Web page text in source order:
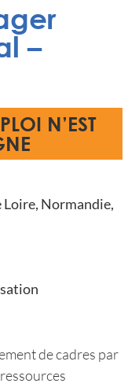
–
N’EST
Loire, Normandie,
de cadres par